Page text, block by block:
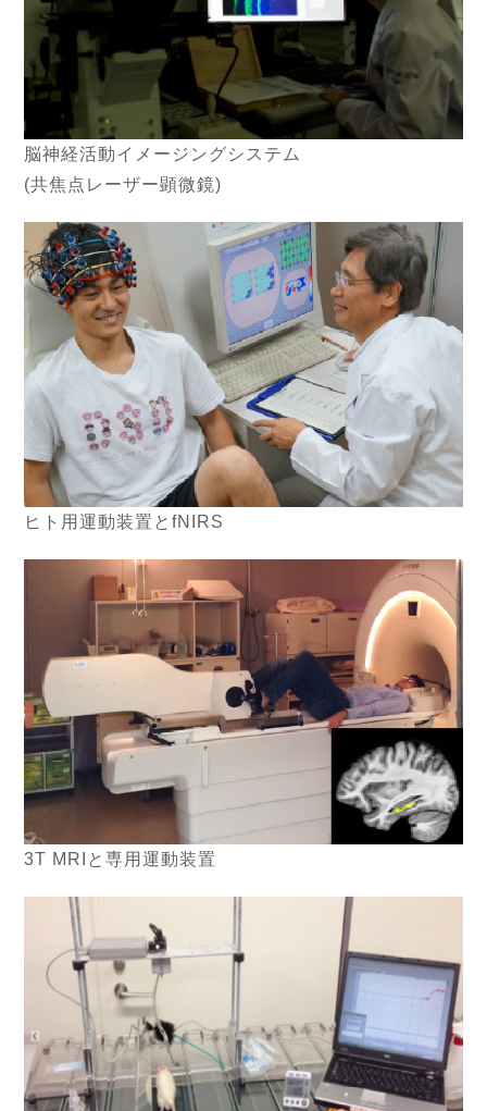
脳神経活動イメージングシステム
(共焦点レーザー顕微鏡)
ヒト用運動装置とfNIRS
3T MRIと専用運動装置